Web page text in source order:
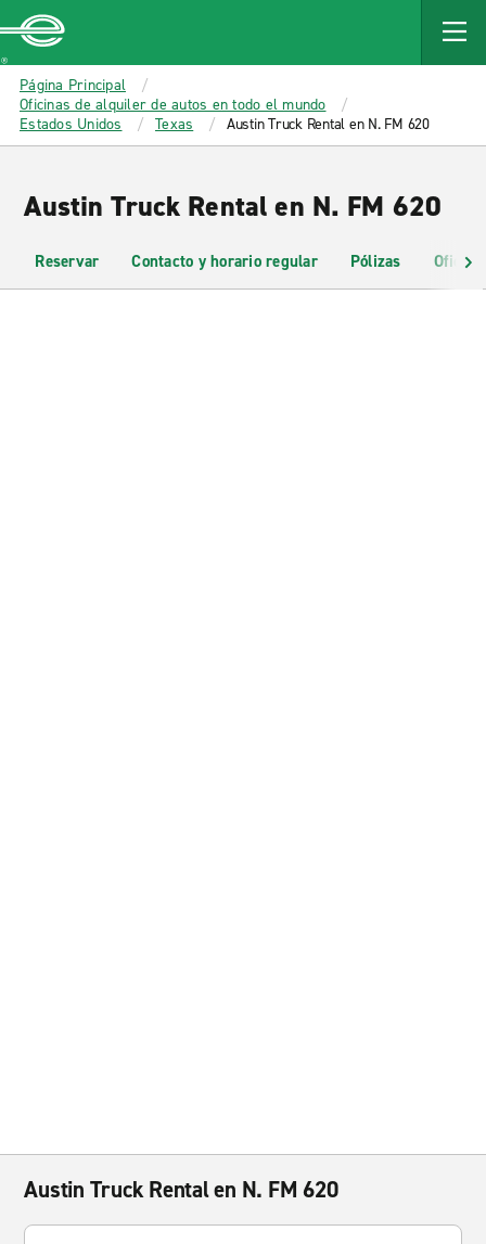
MAIN
CONTENT
Enterprise
Página Principal
Oficinas de alquiler de autos en todo el mundo
Estados Unidos
Texas Austin Truck Rental en N. FM 620
Austin Truck Rental en N. FM 620
Reservar Contacto y horario regular Pólizas
Austin Truck Rental en N. FM 620